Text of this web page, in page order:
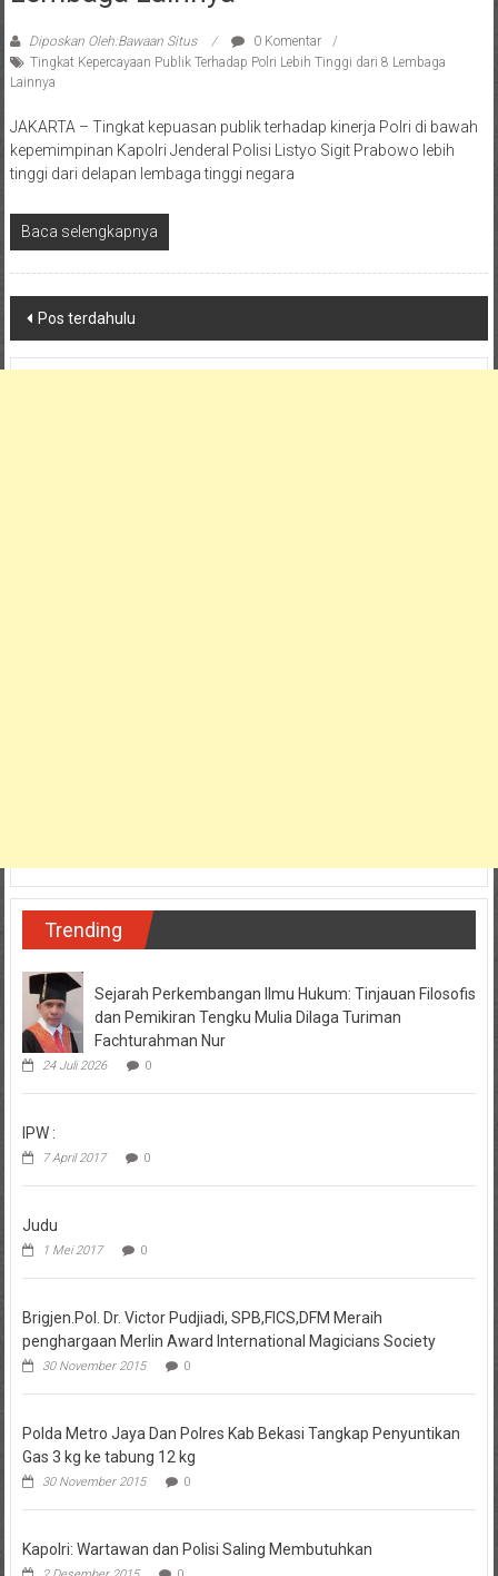
Diposkan Oleh:Bawaan Situs
0 Komentar
Tingkat Kepercayaan Publik Terhadap Polri Lebih Tinggi dari 8 Lembaga
Lainnya
JAKARTA – Tingkat kepuasan publik terhadap kinerja Polri di bawah
kepemimpinan Kapolri Jenderal Polisi Listyo Sigit Prabowo lebih
tinggi dari delapan lembaga tinggi negara
Baca selengkapnya
Navigasi
pos
Pos terdahulu
Trending
Sejarah Perkembangan Ilmu Hukum: Tinjauan Filosofis
dan Pemikiran Tengku Mulia Dilaga Turiman
Fachturahman Nur
24 Juli 2026 0
IPW :
7 April 2017 0
Judu
1 Mei 2017 0
Brigjen.Pol. Dr. Victor Pudjiadi, SPB,FICS,DFM Meraih
penghargaan Merlin Award International Magicians Society
30 November 2015 0
Polda Metro Jaya Dan Polres Kab Bekasi Tangkap Penyuntikan
Gas 3 kg ke tabung 12 kg
30 November 2015 0
Kapolri: Wartawan dan Polisi Saling Membutuhkan